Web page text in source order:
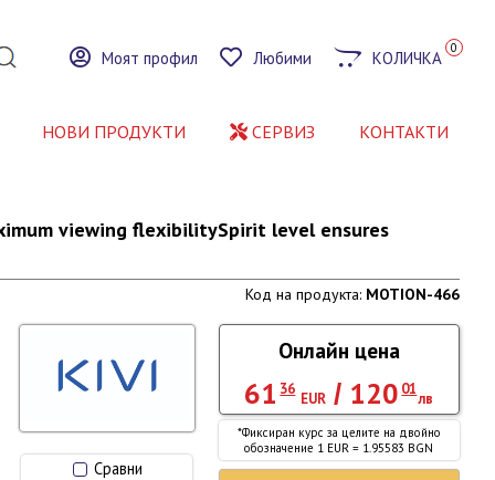
Моят профил Любими КОЛИЧКА 0
НОВИ ПРОДУКТИ СЕРВИЗ КОНТАКТИ
viewing flexibilitySpirit level ensures
Код на продукта: MOTION-466
Сравни
Онлайн цена
61 36
EUR / 120 01
лв
*Фиксиран курс за целите на двойно
обозначение 1 EUR = 1.95583 BGN